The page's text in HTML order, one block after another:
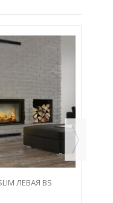
ЛЕВАЯ BS